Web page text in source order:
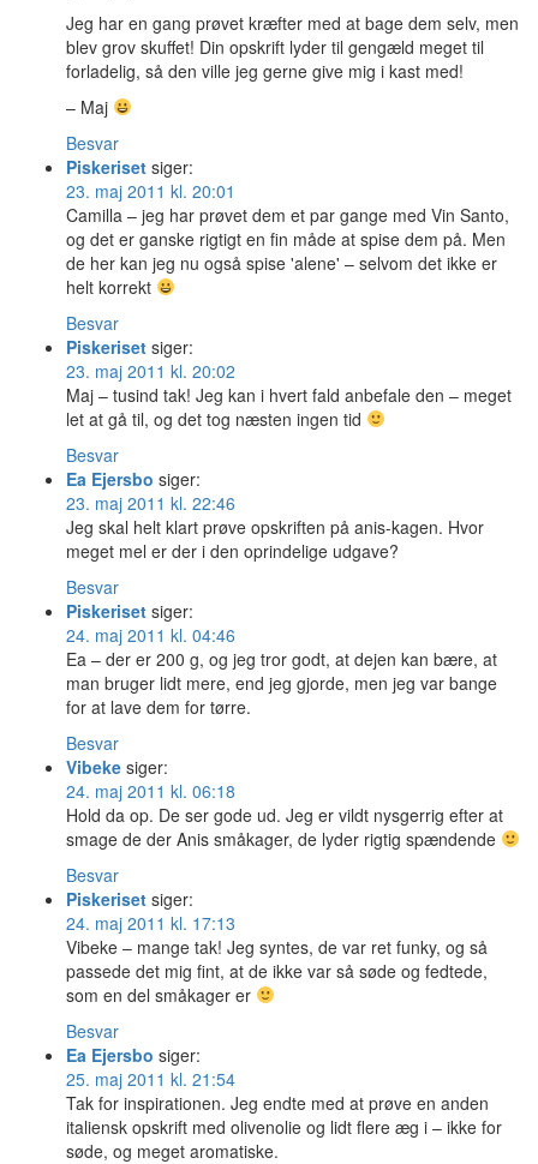
Jeg har en gang prøvet kræfter med at bage dem selv, men
blev grov skuffet! Din opskrift lyder til gengæld meget til
forladelig, så den ville jeg gerne give mig i kast med!
– Maj
Besvar
Piskeriset siger:
23. maj 2011 kl. 20:01
Camilla – jeg har prøvet dem et par gange med Vin Santo,
og det er ganske rigtigt en fin måde at spise dem på. Men
de her kan jeg nu også spise 'alene' – selvom det ikke er
helt korrekt
Besvar
Piskeriset siger:
23. maj 2011 kl. 20:02
Maj – tusind tak! Jeg kan i hvert fald anbefale den – meget
let at gå til, og det tog næsten ingen tid
Besvar
Ea Ejersbo siger:
23. maj 2011 kl. 22:46
Jeg skal helt klart prøve opskriften på anis-kagen. Hvor
meget mel er der i den oprindelige udgave?
Besvar
Piskeriset siger:
24. maj 2011 kl. 04:46
Ea – der er 200 g, og jeg tror godt, at dejen kan bære, at
man bruger lidt mere, end jeg gjorde, men jeg var bange
for at lave dem for tørre.
Besvar
Vibeke siger:
24. maj 2011 kl. 06:18
Hold da op. De ser gode ud. Jeg er vildt nysgerrig efter at
smage de der Anis småkager, de lyder rigtig spændende
Besvar
Piskeriset siger:
24. maj 2011 kl. 17:13
Vibeke – mange tak! Jeg syntes, de var ret funky, og så
passede det mig fint, at de ikke var så søde og fedtede,
som en del småkager er
Besvar
Ea Ejersbo siger:
25. maj 2011 kl. 21:54
Tak for inspirationen. Jeg endte med at prøve en anden
italiensk opskrift med olivenolie og lidt flere æg i – ikke for
søde, og meget aromatiske.